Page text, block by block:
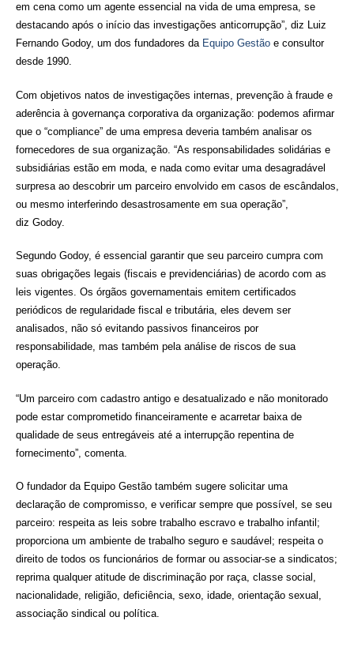
em cena como um agente essencial na vida de uma empresa, se
destacando após o início das investigações anticorrupção”, diz Luiz
Fernando Godoy, um dos fundadores da Equipo Gestãoe consultor
desde 1990.
Com objetivos natos de investigações internas, prevenção à fraude e
aderência à governança corporativa da organização: podemos afirmar
que o “compliance” de uma empresa deveria também analisar os
fornecedores de sua organização. “As responsabilidades solidárias e
subsidiárias estão em moda, e nada como evitar uma desagradável
surpresa ao descobrir um parceiro envolvido em casos de escândalos,
ou mesmo interferindo desastrosamente em sua operação”,
diz Godoy.
Segundo Godoy, é essencial garantir que seu parceiro cumpra com
suas obrigações legais (fiscais e previdenciárias) de acordo com as
leis vigentes. Os órgãos governamentais emitem certificados
periódicos de regularidade fiscal e tributária, eles devem ser
analisados, não só evitando passivos financeiros por
responsabilidade, mas também pela análise de riscos de sua
operação.
“Um parceiro com cadastro antigo e desatualizado e não monitorado
pode estar comprometido financeiramente e acarretar baixa de
qualidade de seus entregáveis até a interrupção repentina de
fornecimento”, comenta.
O fundador da Equipo Gestãotambém sugere solicitaruma
declaração de compromisso, e verificar sempre que possível, se seu
parceiro: respeita as leis sobre trabalho escravo e trabalho infantil;
proporciona um ambiente de trabalho seguro e saudável; respeita o
direito de todos os funcionários de formar ou associar-se a sindicatos;
reprima qualquer atitude de discriminação por raça, classe social,
nacionalidade, religião, deficiência, sexo, idade, orientação sexual,
associação sindical ou política.